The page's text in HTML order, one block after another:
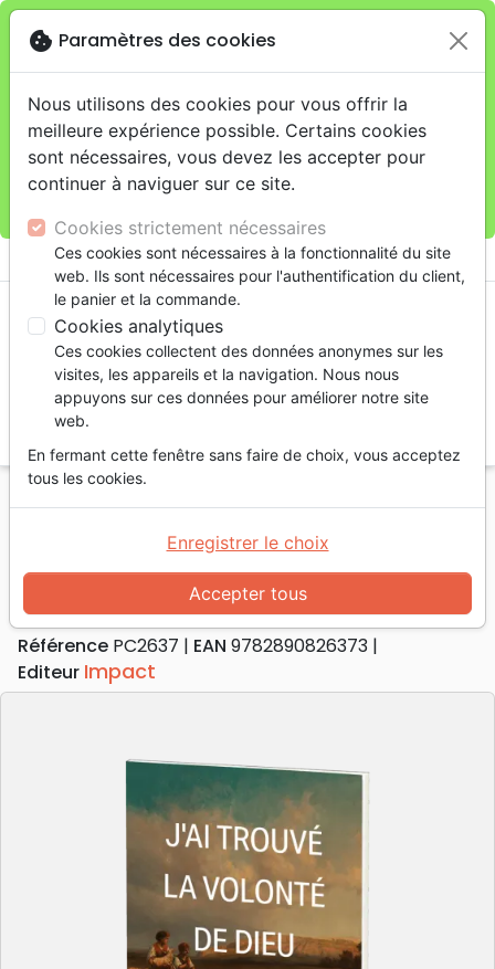
Je veux retirer ma commande au 11 rue de Rive,
Genèveclose
warningCette boutique en ligne est limitée au retrait en
magasin.
Pour les livraisons à domicile, veuillez passer vos
commandes sur la boutique La Maison de la Bible
shopping_cart
Accueil Livres
Doctrine
J'ai trouvé la volonté de Dieu
J'ai trouvé la volonté de Dieu
Auteur :John F. MacArthur
Référence PC2637 EAN 9782890826373
Editeur Impact
cookie Paramètres des cookies
Nous utilisons des cookies pour vous offrir la
meilleure expérience possible. Certains cookies
sont nécessaires, vous devez les accepter pour
continuer à naviguer sur ce site.
Cookies strictement nécessaires
Ces cookies sont nécessaires à la fonctionnalité du site
web. Ils sont nécessaires pour l'authentification du client,
le panier et la commande.
Cookies analytiques
Ces cookies collectent des données anonymes sur les
visites, les appareils et la navigation. Nous nous
appuyons sur ces données pour améliorer notre site
web.
En fermant cette fenêtre sans faire de choix, vous acceptez
tous les cookies.
Accepter tous
Enregistrer le choix